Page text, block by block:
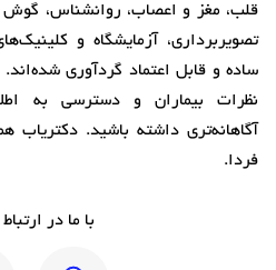
قلب، مغز و اعصاب، روانشناس، گوش
تصویربرداری، آزمایشگاه و
ساده و قابل اعتماد گردآوری
نظرات بیماران و دسترسی به
آگاهانه‌تری داشته باشید. دکتریاب
فردا.
با ما در